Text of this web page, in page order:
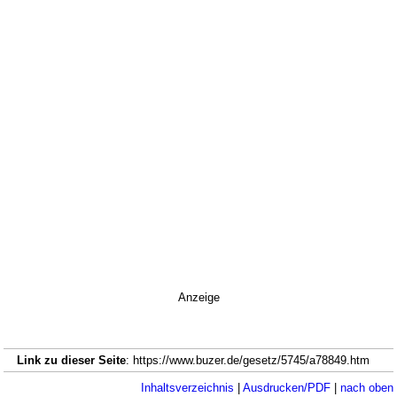
Anzeige
Link zu dieser Seite: https://www.buzer.de/gesetz/5745/a78849.htm
Inhaltsverzeichnis | Ausdrucken/PDF| nach oben